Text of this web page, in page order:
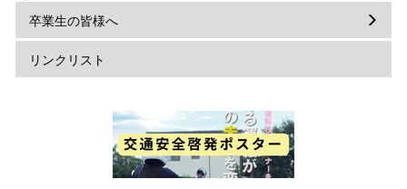
卒業生の皆様へ
リンクリスト